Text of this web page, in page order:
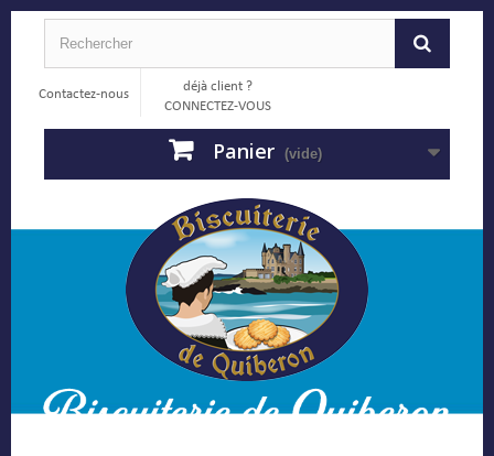
Contactez-nous
déjà client ?
CONNECTEZ-VOUS
Panier (vide)